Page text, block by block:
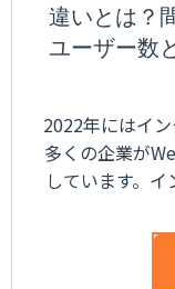
違いとは？
ユーザー数
2022年にはイ
多くの企業が
しています。